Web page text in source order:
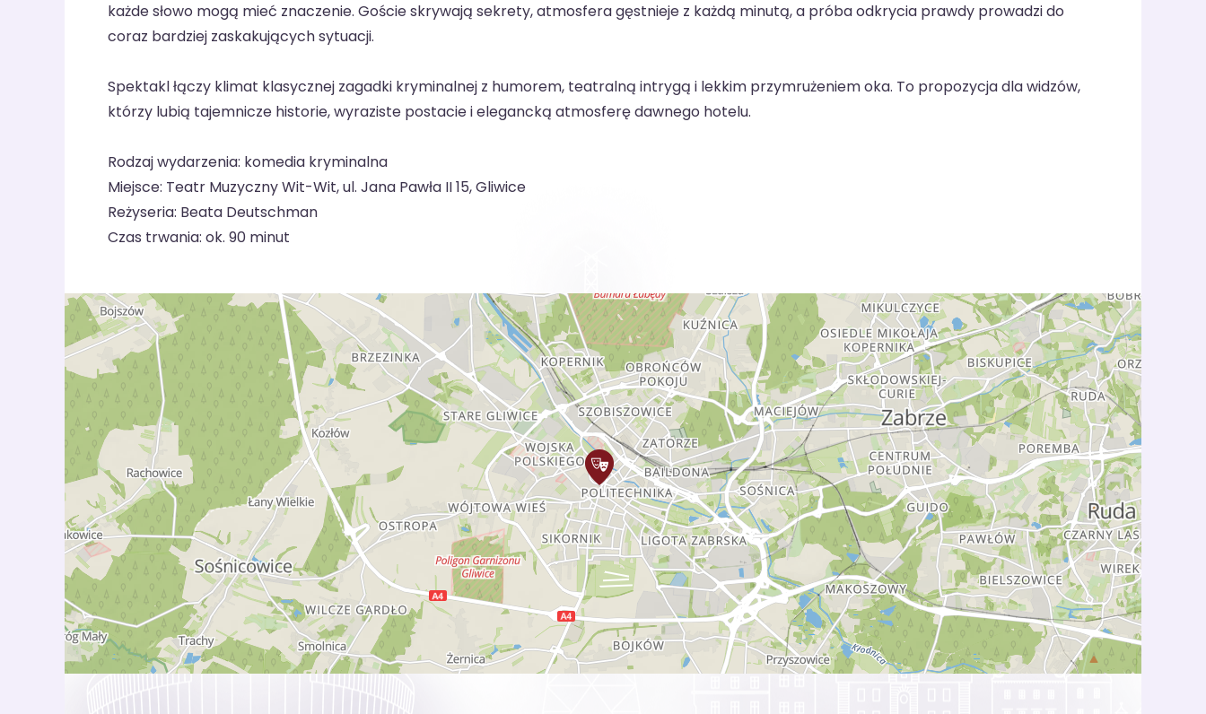
każde słowo mogą mieć znaczenie. Goście skrywają sekrety, atmosfera gęstnieje z każdą minutą, a próba odkrycia prawdy prowadzi do
coraz bardziej zaskakujących sytuacji.
Spektakl łączy klimat klasycznej zagadki kryminalnej z humorem, teatralną intrygą i lekkim przymrużeniem oka. To propozycja dla widzów,
którzy lubią tajemnicze historie, wyraziste postacie i elegancką atmosferę dawnego hotelu.
Rodzaj wydarzenia: komedia kryminalna
Miejsce: Teatr Muzyczny Wit-Wit, ul. Jana Pawła II 15, Gliwice
Reżyseria: Beata Deutschman
Czas trwania: ok. 90 minut